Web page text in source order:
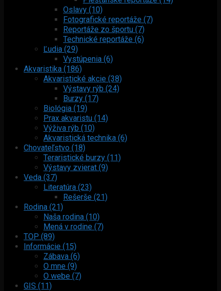
Oslavy (10)
Fotografické reportáže (7)
Reportáže zo športu (7)
Technické reportáže (6)
Ľudia (29)
Vystúpenia (6)
Akvaristika (186)
Akvaristické akcie (38)
Výstavy rýb (24)
Burzy (17)
Biológia (19)
Prax akvaristu (14)
Výživa rýb (10)
Akvaristická technika (6)
Chovateľstvo (18)
Teraristické burzy (11)
Výstavy zvierat (9)
Veda (37)
Literatúra (23)
Rešerše (21)
Rodina (21)
Naša rodina (10)
Mená v rodine (7)
TOP (89)
Informácie (15)
Zábava (6)
O mne (9)
O webe (7)
GIS (11)